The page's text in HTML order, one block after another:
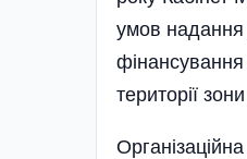
умов надання
фінансування
території